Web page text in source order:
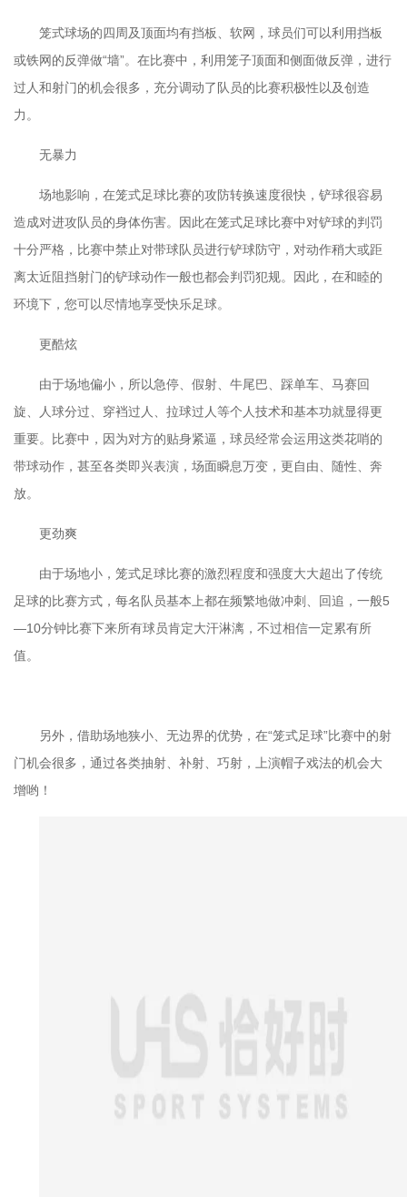
笼式球场的四周及顶面均有挡板、软网，球员们可以利用挡板
或铁网的反弹做“墙”。在比赛中，利用笼子顶面和侧面做反弹，进行
过人和射门的机会很多，充分调动了队员的比赛积极性以及创造
力。
无暴力
场地影响，在笼式足球比赛的攻防转换速度很快，铲球很容易
造成对进攻队员的身体伤害。因此在笼式足球比赛中对铲球的判罚
十分严格，比赛中禁止对带球队员进行铲球防守，对动作稍大或距
离太近阻挡射门的铲球动作一般也都会判罚犯规。因此，在和睦的
环境下，您可以尽情地享受快乐足球。
更酷炫
由于场地偏小，所以急停、假射、牛尾巴、踩单车、马赛回
旋、人球分过、穿裆过人、拉球过人等个人技术和基本功就显得更
重要。比赛中，因为对方的贴身紧逼，球员经常会运用这类花哨的
带球动作，甚至各类即兴表演，场面瞬息万变，更自由、随性、奔
放。
更劲爽
由于场地小，笼式足球比赛的激烈程度和强度大大超出了传统
足球的比赛方式，每名队员基本上都在频繁地做冲刺、回追，一般5
—10分钟比赛下来所有球员肯定大汗淋漓，不过相信一定累有所
值。
另外，借助场地狭小、无边界的优势，在“笼式足球”比赛中的射
门机会很多，通过各类抽射、补射、巧射，上演帽子戏法的机会大
增哟！